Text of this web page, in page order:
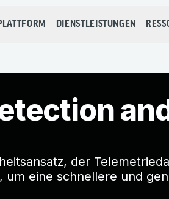
DIENSTLEISTUNGEN
der
eine schnellere und